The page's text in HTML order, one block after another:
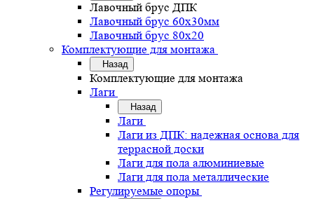
Лавочный брус ДПК
Лавочный брус 60х30мм
Лавочный брус 80х20
Комплектующие для монтажа
Назад
Комплектующие для монтажа
Лаги
Назад
Лаги
Лаги из ДПК: надежная основа для
террасной доски
Лаги для пола алюминиевые
Лаги для пола металлические
Регулируемые опоры